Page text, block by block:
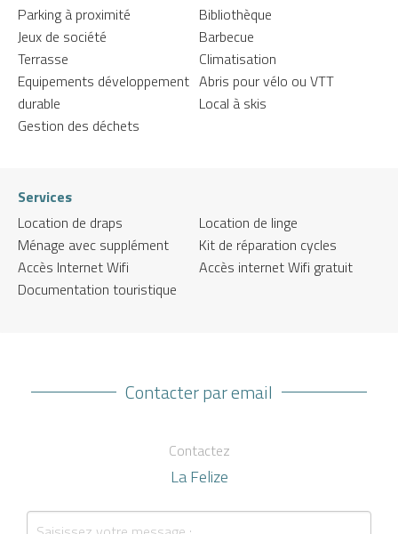
Parking à proximité
Jeux de société
Terrasse
Equipements développement
durable
Gestion des déchets
Bibliothèque
Barbecue
Climatisation
Abris pour vélo ou VTT
Local à skis
Services
Location de draps
Ménage avec supplément
Accès Internet Wifi
Documentation touristique
Location de linge
Kit de réparation cycles
Accès internet Wifi gratuit
Contacter par email
Contactez
La Felize